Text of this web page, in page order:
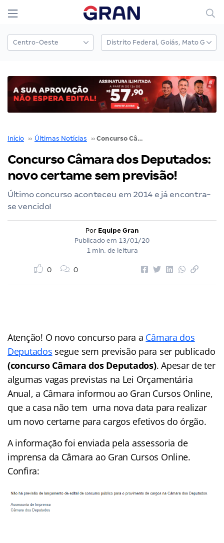
Início ›› Últimas Notícias ›› Concurso Câmara dos Deputados: novo certame sem previsão!
Concurso Câmara dos Deputados:
novo certame sem previsão!
Último concurso aconteceu em 2014 e já encontra-
se vencido!
Por Equipe Gran
Publicado em 13/01/20
1 min. de leitura
0 0
Atenção! O novo concurso para a Câmara dos
Deputados segue sem previsão para ser publicado
(concurso Câmara dos Deputados). Apesar de ter
algumas vagas previstas na Lei Orçamentária
Anual, a Câmara informou ao Gran Cursos Online,
que a casa não tem uma nova data para realizar
um novo certame para cargos efetivos do órgão.
A informação foi enviada pela assessoria de
imprensa da Câmara ao Gran Cursos Online.
Confira: